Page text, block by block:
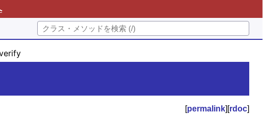
[permalink][rdoc]